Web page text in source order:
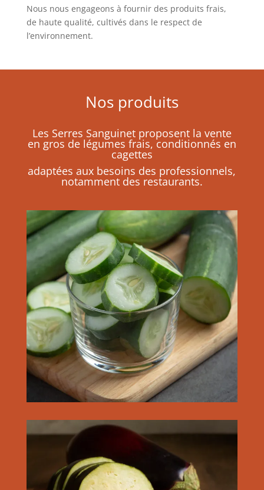
Nous nous engageons à fournir des produits frais,
de haute qualité, cultivés dans le respect de
l’environnement.
Nos produits
Les Serres Sanguinet proposent la vente
en gros de légumes frais, conditionnés en
cagettes
adaptées aux besoins des professionnels,
notamment des restaurants.